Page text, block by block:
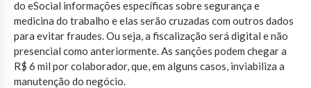
do eSocial informações específicas sobre segurança e
medicina do trabalho e elas serão cruzadas com outros dados
para evitar fraudes. Ou seja, a fiscalização será digital e não
presencial como anteriormente. As sanções podem chegar a
R$ 6 mil por colaborador, que, em alguns casos, inviabiliza a
manutenção do negócio.